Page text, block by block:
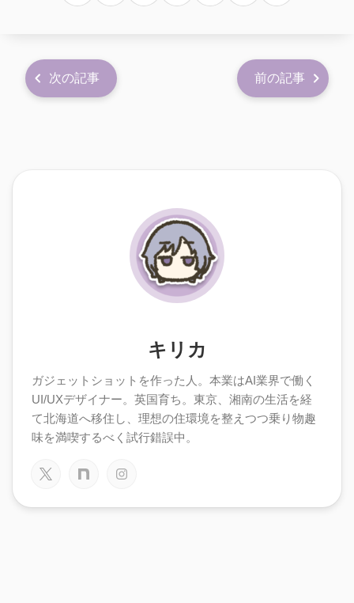
次の記事 前の記事
キリカ
ガジェットショットを作った人。本業はAI業界で働く
UI/UXデザイナー。英国育ち。東京、湘南の生活を経
て北海道へ移住し、理想の住環境を整えつつ乗り物趣
味を満喫するべく試行錯誤中。